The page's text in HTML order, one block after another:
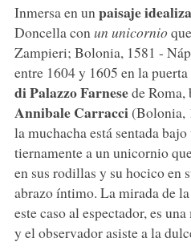
Inmersa en unpaisaje
Doncella con un unicornioque
Zampieri; Bolonia, 1581 -
entre 1604 y 1605 en la
di Palazzo Farnesede Roma,
Annibale Carracci(Bolonia,
la muchacha está sentada
tiernamente a un unicornio
en sus rodillas y su hocico en
abrazo íntimo. La mirada de
este caso al espectador, es
y el observador asiste a la